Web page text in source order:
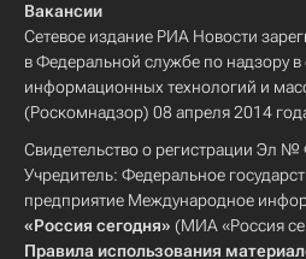
Вакансии
Сетевое издание РИА Новости
в Федеральной службе по надзору в
информационных технологий и
(Роскомнадзор) 08 апреля 2014
Свидетельство о регистрации Эл
Учредитель: Федеральное
предприятие Международное
«Россия сегодня» (МИА «Россия
Правила использования